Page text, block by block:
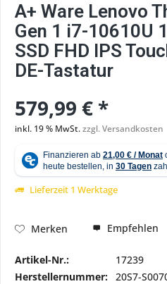
A+ Ware Lenovo
Gen 1 i7-10610U
SSD FHD IPS
DE-Tastatur
579,99 € *
inkl. 19 % MwSt.zzgl. Versandkosten
Lieferzeit 1 Werktage
Merken Empfehlen
Artikel-Nr.:
17239
Herstellernummer: 20S7-